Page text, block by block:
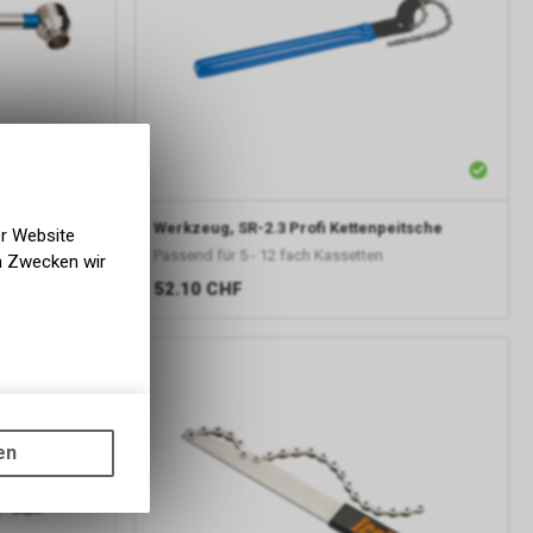
Werkzeug, SR-2.3 Profi Kettenpeitsche
Passend für 5 - 12 fach Kassetten
52.10 CHF
Website
Zwecken wir
wie die
die